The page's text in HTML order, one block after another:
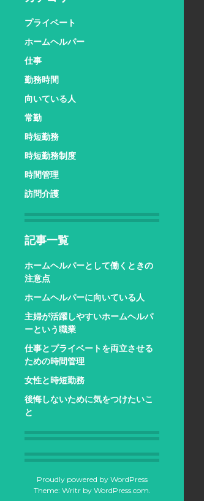
プライベート
ホームヘルパー
仕事
勤務時間
向いている人
常勤
時短勤務
時短勤務制度
時間管理
訪問介護
記事一覧
ホームヘルパーとして働くときの
注意点
ホームヘルパーに向いている人
主婦が活躍しやすいホームヘルパ
ーという職業
仕事とプライベートを両立させる
ための時間管理
女性と時短勤務
後悔しないために気をつけたいこ
と
Proudly powered by WordPress
Theme: Writr by WordPress.com.